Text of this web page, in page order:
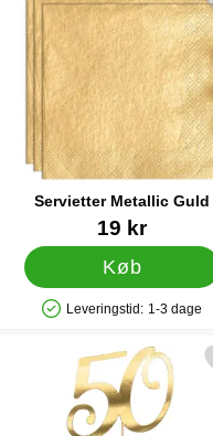
Servietter Metallic Guld
Varenr 4140219 kr
Køb
Produkttilgængelighed: På
Leveringstid: 1-3 dage
Markér kagepynt